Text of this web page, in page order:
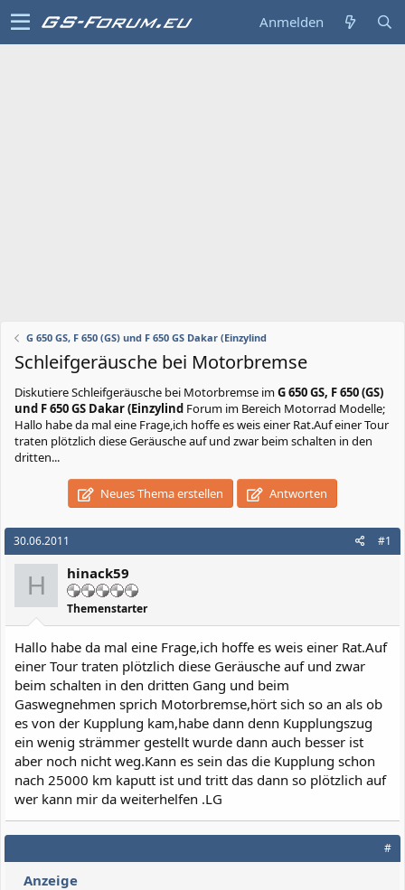
Anmelden
G 650 GS, F 650 (GS) und F 650 GS Dakar (Einzylind
Schleifgeräusche bei Motorbremse
DiskutiereSchleifgeräusche bei Motorbremse imG 650 GS, F 650 (GS)
und F 650 GS Dakar (Einzylind Forum im Bereich Motorrad Modelle;
Hallo habe da mal eine Frage,ich hoffe es weis einer Rat.Auf einer Tour
traten plötzlich diese Geräusche auf und zwar beim schalten in den
dritten...
Neues Thema erstellen Antworten
30.06.2011 #1
H hinack59
Themenstarter
Hallo habe da mal eine Frage,ich hoffe es weis einer Rat.Auf
einer Tour traten plötzlich diese Geräusche auf und zwar
beim schalten in den dritten Gang und beim
Gaswegnehmen sprich Motorbremse,hört sich so an als ob
es von der Kupplung kam,habe dann denn Kupplungszug
ein wenig strämmer gestellt wurde dann auch besser ist
aber noch nicht weg.Kann es sein das die Kupplung schon
nach 25000 km kaputt ist und tritt das dann so plötzlich auf
wer kann mir da weiterhelfen .LG
#
Anzeige